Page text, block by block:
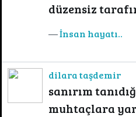
düzensiz
İnsan hayatı..
dilara taşdemir
sanırım
muhtaçlara